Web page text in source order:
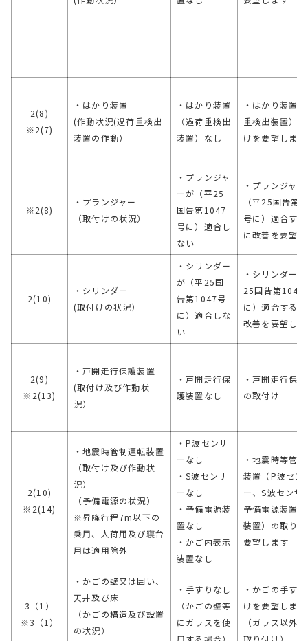
2(8)
※2(7)
・はかり装置
(作動状況(過荷重検出
装置の作動）
・はかり装置
（過荷重検出
装置）なし
・はかり装置
重検出装置）
けを要望します
※2(8)
・プランジャー
（取付けの状況）
・プランジャ
ーが（平25
国告第1047
号に）適合し
ない
・プランジャ
（平25国告第
号に）適合す
に改善を要望
2(10)
・シリンダー
(取付けの状況）
・シリンダー
が（平25国
告第1047号
に）適合しな
い
・シリンダー
25国告第1047
に）適合する
改善を要望し
2(9)
※2(13)
・戸開走行保護装置
(取付け及び作動状
況）
・戸開走行保
護装置なし
・戸開走行保
の取付け
2(10)
※2(14)
・地震時管制運転装置
（取付け及び作動状
況）
（予備電源の状況）
※昇降行程7m以下の
乗用、人荷用及び寝台
用は適用除外
・P波センサ
ーなし
・S波センサ
ーなし
・予備電源装
置なし
・かご内表示
装置なし
・地震時等管
装置（P波セン
ー、S波センサ
予備電源装置
装置）の取り
要望します
3（1）
※3（1）
・かごの壁又は囲い、
天井及び床
（かごの構造及び設置
の状況）
・手すりなし
（かごの壁等
にガラスを使
用する場合）
・かごの手す
けを要望します
（ガラス以外
取り付け）